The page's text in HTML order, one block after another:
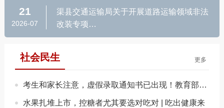
21
2026-07
渠县交通运输局关于开展道路运输领域非法
改装专项…
更多
社会民生
考生和家长注意，虚假录取通知书已出现！教育部提醒
水果扎堆上市，控糖者尤其要选对吃对 | 吃出健康来